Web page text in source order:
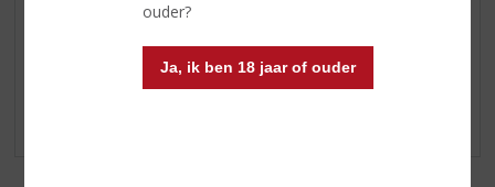
ouder?
Ja, ik ben 18 jaar of ouder
gevoel dat ik een zak drop op heb gegeten. Als je van
zoute drop/salmiak houdt echt een keer proberen, véél
lekkerder dan zijn zachtere zusje (ook lekker!!) Tip: drink er
venkelthee en ijskoud water bij. Ik zou niet weten wat je